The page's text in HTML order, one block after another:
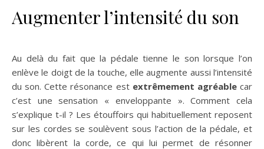
Augmenter l’intensité du son
Au delà du fait que la pédale tienne le son lorsque l’on
enlève le doigt de la touche, elle augmente aussi l’intensité
du son. Cette résonance est extrêmement agréablecar
c’est une sensation « enveloppante ». Comment cela
s’explique t-il ? Les étouffoirs qui habituellement reposent
sur les cordes se soulèvent sous l’action de la pédale, et
donc libèrent la corde, ce qui lui permet de résonner